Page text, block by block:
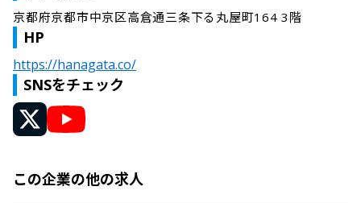
京都府京都市中京区高倉通三条下る丸屋町164 3階
HP
https://hanagata.co/
SNSをチェック
この企業の他の求人